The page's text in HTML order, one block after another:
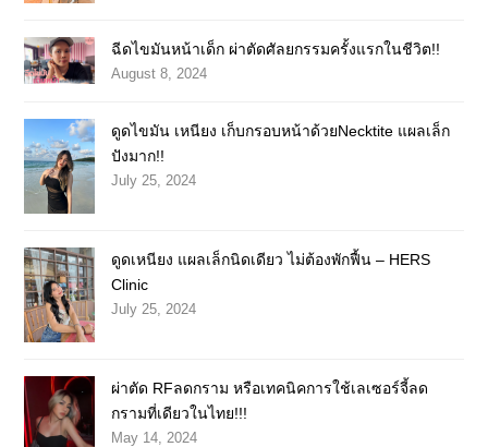
ฉีดไขมันหน้าเด็ก ผ่าตัดศัลยกรรมครั้งแรกในชีวิต!!
August 8, 2024
ดูดไขมัน เหนียง เก็บกรอบหน้าด้วยNecktite แผลเล็ก
ปังมาก!!
July 25, 2024
ดูดเหนียง แผลเล็กนิดเดียว ไม่ต้องพักฟื้น – HERS
Clinic
July 25, 2024
ผ่าตัด RFลดกราม หรือเทคนิคการใช้เลเซอร์จี้ลด
กรามที่เดียวในไทย!!!
May 14, 2024